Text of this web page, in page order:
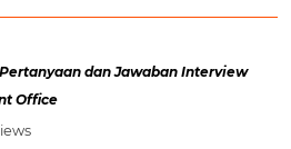
Pertanyaan dan Jawaban Interview
Office